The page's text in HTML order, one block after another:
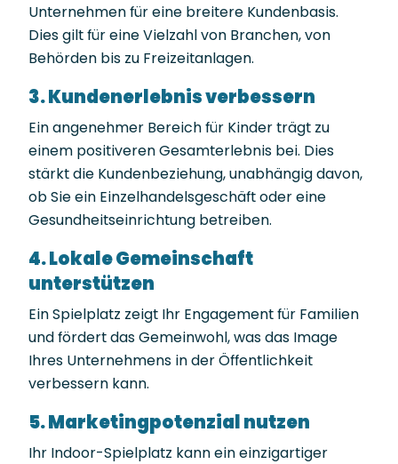
Unternehmen für eine breitere Kundenbasis.
Dies gilt für eine Vielzahl von Branchen, von
Behörden bis zu Freizeitanlagen.
3. Kundenerlebnis verbessern
Ein angenehmer Bereich für Kinder trägt zu
einem positiveren Gesamterlebnis bei. Dies
stärkt die Kundenbeziehung, unabhängig davon,
ob Sie ein Einzelhandelsgeschäft oder eine
Gesundheitseinrichtung betreiben.
4. Lokale Gemeinschaft
unterstützen
Ein Spielplatz zeigt Ihr Engagement für Familien
und fördert das Gemeinwohl, was das Image
Ihres Unternehmens in der Öffentlichkeit
verbessern kann.
5. Marketingpotenzial nutzen
Ihr Indoor-Spielplatz kann ein einzigartiger